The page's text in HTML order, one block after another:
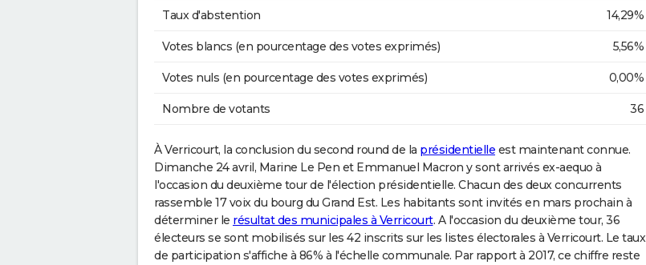
Taux d'abstention 14,29%
Votes blancs (en pourcentage des votes exprimés) 5,56%
Votes nuls (en pourcentage des votes exprimés) 0,00%
Nombre de votants 36
À Verricourt, la conclusion du second round de la présidentielle est maintenant connue.
Dimanche 24 avril, Marine Le Pen et Emmanuel Macron y sont arrivés ex-aequo à
l'occasion du deuxième tour de l'élection présidentielle. Chacun des deux concurrents
rassemble 17 voix du bourg du Grand Est. Les habitants sont invités en mars prochain à
déterminer le résultat des municipales à Verricourt. A l'occasion du deuxième tour, 36
électeurs se sont mobilisés sur les 42 inscrits sur les listes électorales à Verricourt. Le taux
de participation s'affiche à 86% à l'échelle communale. Par rapport à 2017, ce chiffre reste